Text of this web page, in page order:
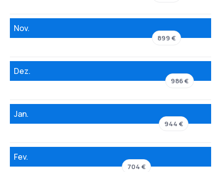
Nov.
899 €
Dez.
986 €
Jan.
944 €
Fev.
704 €